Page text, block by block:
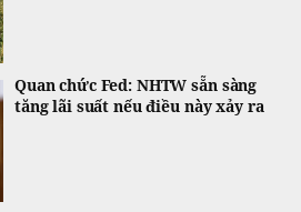
Quan chức Fed: NHTW sẵn sàng
tăng lãi suất nếu điều này xảy ra